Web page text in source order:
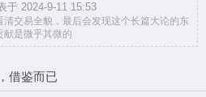
于 2024-9-11 15:53
交易全貌，最后会发现这个长篇大论的东
献是微乎其微的
借鉴而已